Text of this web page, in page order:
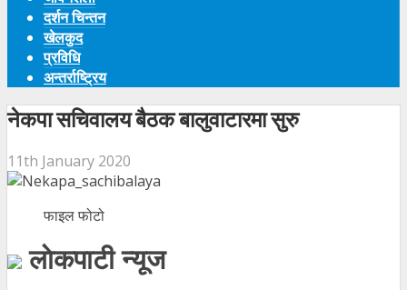
दर्शन चिन्तन
खेलकुद
प्रविधि
अन्तर्राष्ट्रिय
नेकपा सचिवालय बैठक बालुवाटारमा सुरु
11th January 2020
फाइल फोटो
लाेकपाटी न्यूज